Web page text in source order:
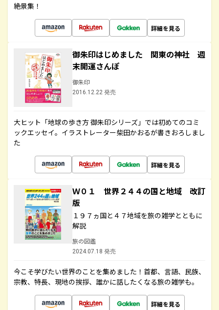
絶景集！
詳細を見る
御朱印はじめました 関東の神社 週
末開運さんぽ
御朱印
2016.12.22 発売
大ヒット「地球の歩き方 御朱印シリーズ」では初めてのコミ
ックエッセイ。イラストレーター柴田かおるが書きおろしまし
た
詳細を見る
Ｗ０１ 世界２４４の国と地域 改訂
版
１９７ヵ国と４７地域を旅の雑学とともに
解説
旅の図鑑
2024.07.18 発売
今こそ学びたい世界のことを集めました！首都、言語、民族、
宗教、特長、現地の挨拶、誰かに話したくなる旅の雑学も。
詳細を見る